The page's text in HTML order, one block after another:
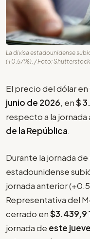
La divisa estadounidense
(+0.57%). / Foto: Shutterstock
El precio del dólar
junio de 2026, en$
respecto a la
de la República.
Durante la jornada de
estadounidense
jornada anterior
Representativa del
cerrado en$3.439,9
jornada de este